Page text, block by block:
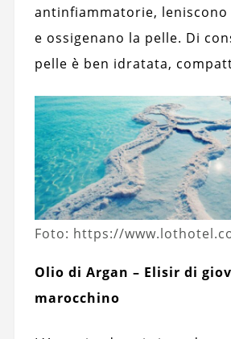
antinfiammatorie,
e ossigenano la pelle. Di
pelle è ben idratata,
Foto: https://
Olio di Argan – Elisir di
marocchino